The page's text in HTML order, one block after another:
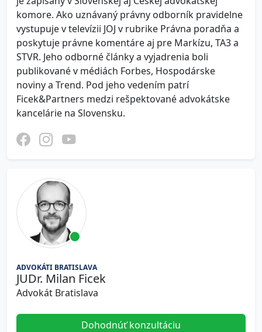
komore. Ako uznávaný právny odborník pravidelne
vystupuje v televízii JOJ v rubrike Právna poradňa a
poskytuje právne komentáre aj pre Markízu, TA3 a
STVR. Jeho odborné články a vyjadrenia boli
publikované v médiách Forbes, Hospodárske
noviny a Trend. Pod jeho vedením patrí
Ficek&Partners medzi rešpektované advokátske
kancelárie na Slovensku.
ADVOKÁTI BRATISLAVA
JUDr. Milan Ficek
Advokát Bratislava
Dohodnúť konzultáciu